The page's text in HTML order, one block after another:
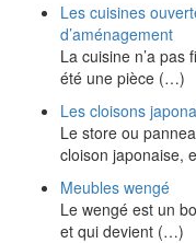
Les cuisines
d’aménagement
La cuisine n’a pas
été une pièce (…)
Les cloisons
Le store ou
cloison japonaise,
Meubles wengé
Le wengé est un
et qui devient (…)